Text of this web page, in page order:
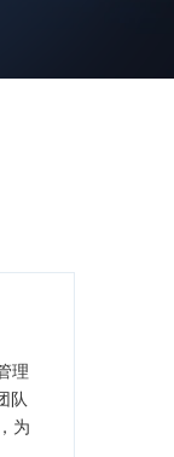
理
队
为